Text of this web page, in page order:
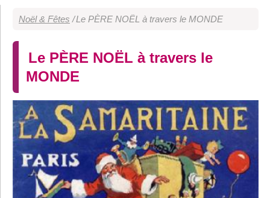
Noël & Fêtes /Le PÈRE NOËL à travers le MONDE
Le PÈRE NOËL à travers le
MONDE